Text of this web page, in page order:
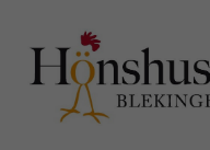
till
navigering
till
innehåll